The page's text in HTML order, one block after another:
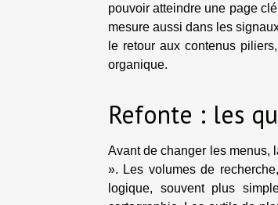
pouvoir atteindre une page
mesure aussi dans les
le retour aux contenus
organique.
Refonte : les
Avant de changer les menus,
». Les volumes de
logique, souvent plus